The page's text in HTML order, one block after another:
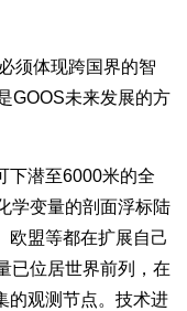
须体现跨国界的智
GOOS未来发展的方
潜至6000米的全
学变量的剖面浮标陆
欧盟等都在扩展自己
已位居世界前列，在
的观测节点。技术进